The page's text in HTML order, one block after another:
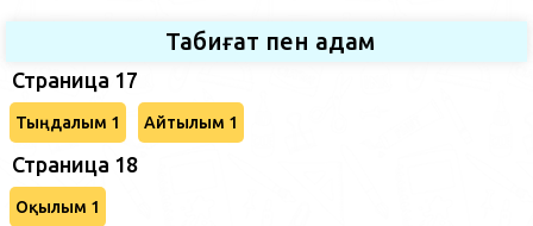
Табиғат пен адам
Страница 17
Тыңдалым 1 Айтылым 1
Страница 18
Оқылым 1